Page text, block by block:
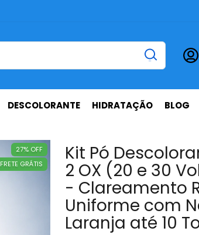
DESCOLORANTE HIDRATAÇÃO BLOG
27% OFF
FRETE GRÁTIS
Kit Pó
2 OX (20 e 30
- Clareamento
Uniforme com
Laranja até 10